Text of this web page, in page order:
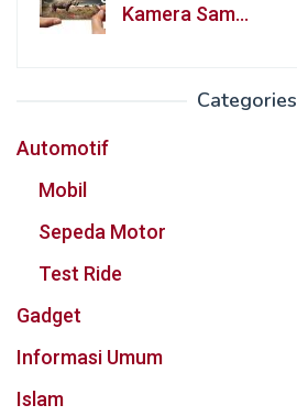
Kamera Sam…
Categories
Automotif
Mobil
Sepeda Motor
Test Ride
Gadget
Informasi Umum
Islam